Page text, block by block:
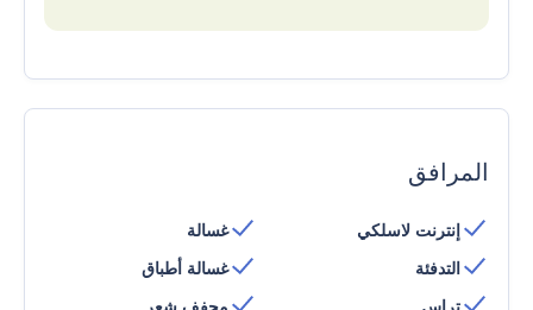
المرافق
إنترنت لاسلكي
التدفئة
غسالة
غسالة أطباق